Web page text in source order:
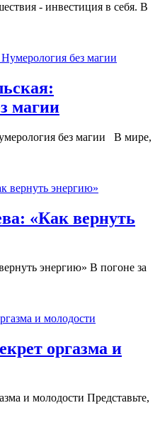
- инвестиция в себя. В
магии
без магии В мире,
«Как вернуть
энергию» В погоне за
оргазма и
и молодости Представьте,